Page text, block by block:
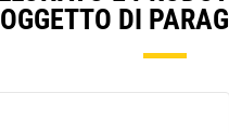
OGGETTO DI